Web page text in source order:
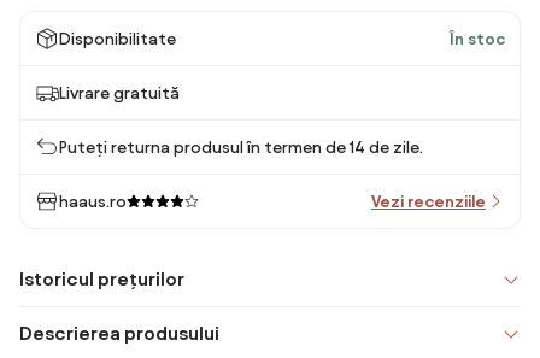
Disponibilitate În stoc
Livrare gratuită
Puteți returna produsul în termen de 14 de zile.
haaus.ro Vezi recenziile
Istoricul prețurilor
Descrierea produsului